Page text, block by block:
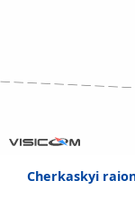
Cherkaskyi